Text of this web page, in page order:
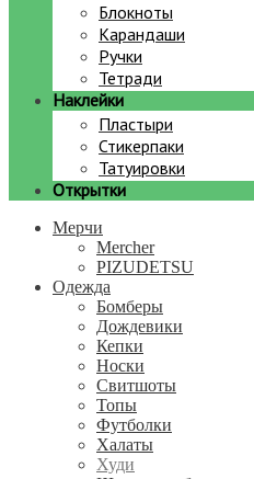
Блокноты
Карандаши
Ручки
Тетради
Наклейки
Пластыри
Стикерпаки
Татуировки
Открытки
Мерчи
Mercher
PIZUDETSU
Одежда
Бомберы
Дождевики
Кепки
Носки
Свитшоты
Топы
Футболки
Халаты
Худи